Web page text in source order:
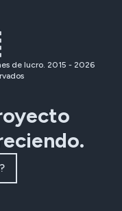
de lucro. 2015 - 2026